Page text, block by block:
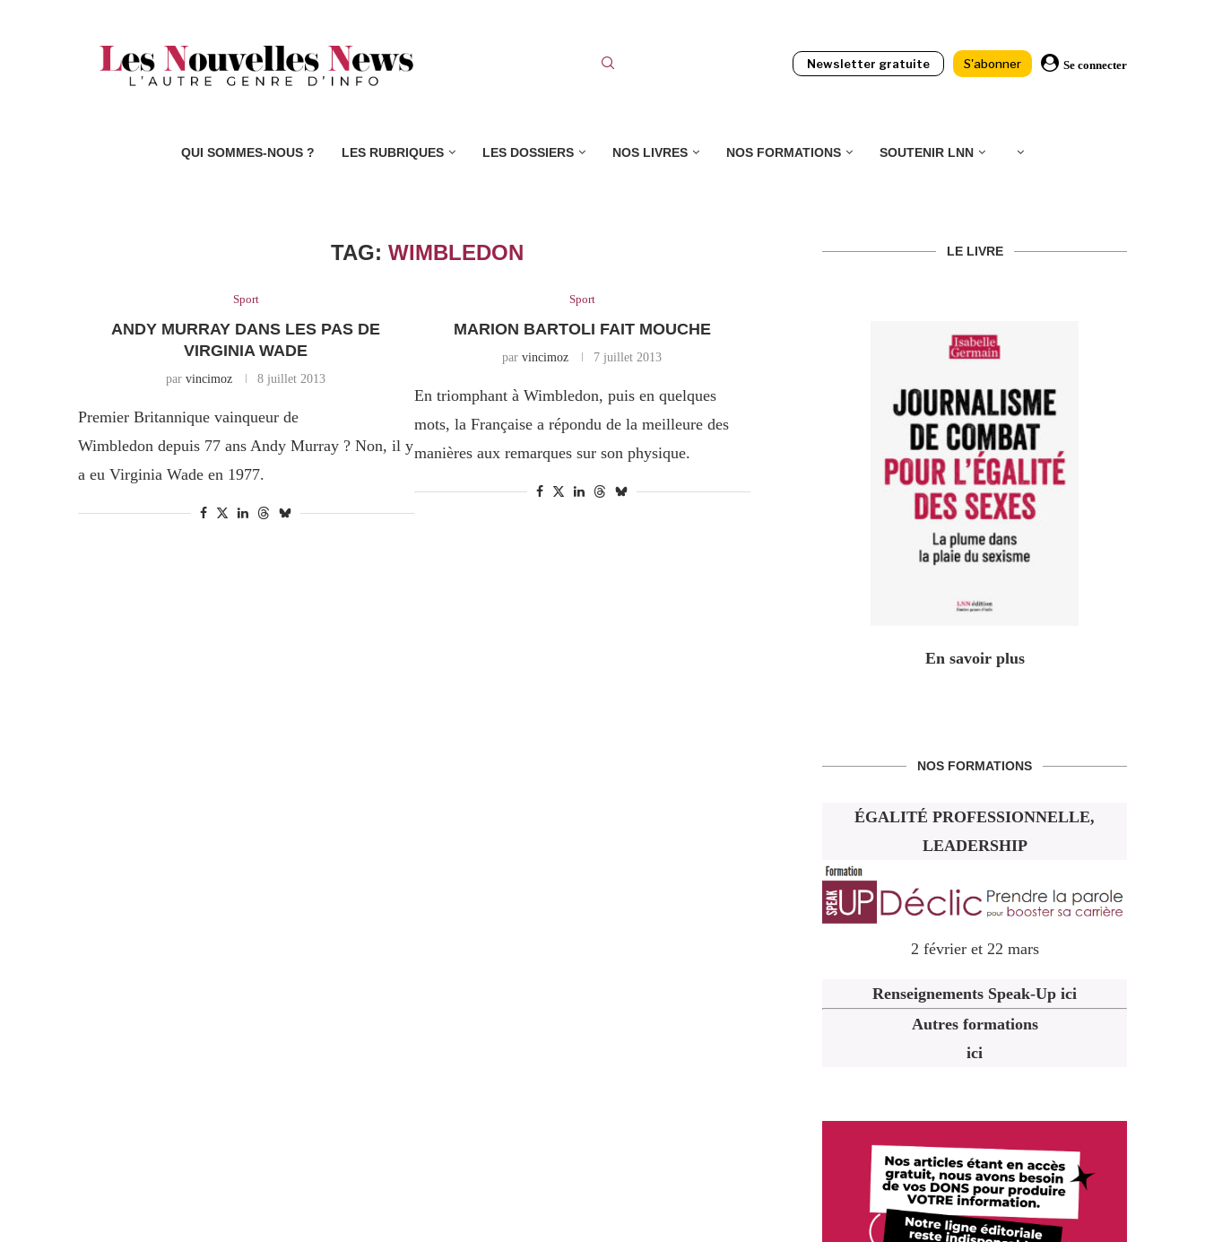
Newsletter gratuite S'abonner Se connecter
QUI SOMMES-NOUS ? LES RUBRIQUES LES DOSSIERS NOS LIVRES NOS FORMATIONS SOUTENIR LNN
TAG:WIMBLEDON
Sport
ANDY MURRAY DANS LES PAS DE
VIRGINIA WADE
parvincimoz 8 juillet 2013
Premier Britannique vainqueur de
Wimbledon depuis 77 ans Andy Murray ? Non, il y
a eu Virginia Wade en 1977.
Sport
MARION BARTOLI FAIT MOUCHE
parvincimoz 7 juillet 2013
En triomphant à Wimbledon, puis en quelques
mots, la Française a répondu de la meilleure des
manières aux remarques sur son physique.
LE LIVRE
En savoir plus
NOS FORMATIONS
ÉGALITÉ PROFESSIONNELLE,
LEADERSHIP
2 février et 22 mars
Renseignements Speak-Up ici
Autres formations
ici